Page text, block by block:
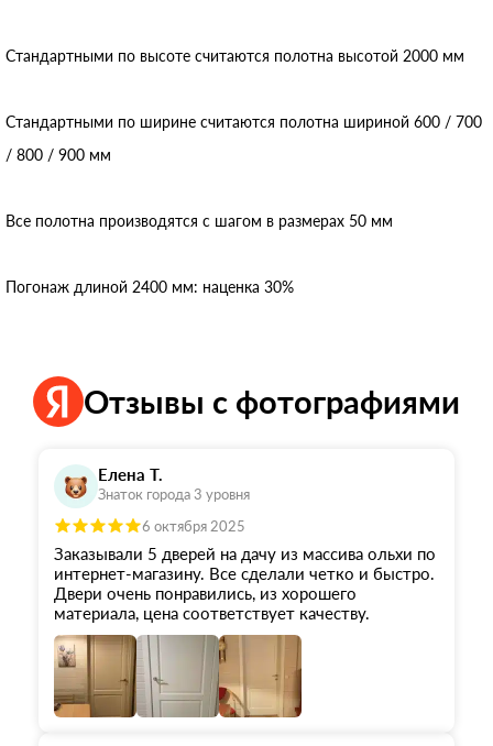
Стандартными по высоте считаются полотна высотой 2000 мм
Стандартными по ширине считаются полотна шириной 600 / 700
/ 800 / 900 мм
Все полотна производятся с шагом в размерах 50 мм
Погонаж длиной 2400 мм: наценка 30%
Отзывы с фотографиями
Елена Т.
Знаток города 3 уровня
6 октября 2025
Заказывали 5 дверей на дачу из массива ольхи по
интернет-магазину. Все сделали четко и быстро.
Двери очень понравились, из хорошего
материала, цена соответствует качеству.